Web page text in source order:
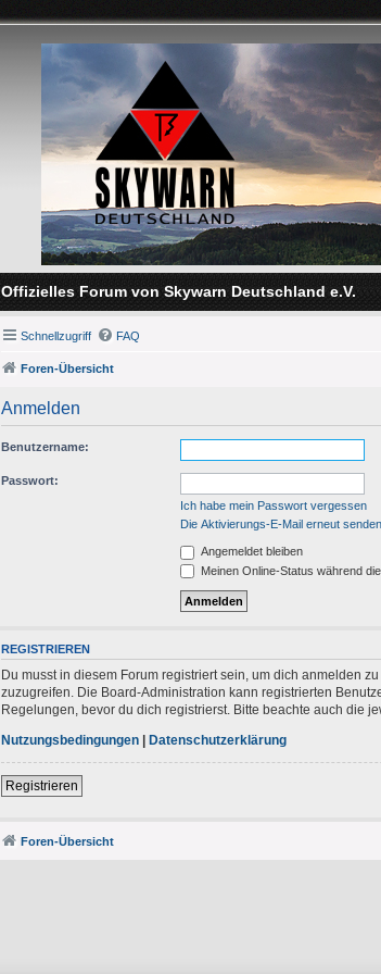
Offizielles Forum von Skywarn Deutschland e.V.
Schnellzugriff FAQ
Foren-Übersicht
Anmelden
Benutzername:
Passwort:
Ich habe mein Passwort vergessen
Die Aktivierungs-E-Mail erneut senden
Angemeldet bleiben
Meinen Online-Status während
REGISTRIEREN
Du musst in diesem Forum registriert sein, um dich anmelden
zuzugreifen. Die Board-Administration kann registrierten
Regelungen, bevor du dich registrierst. Bitte beachte auch die
Nutzungsbedingungen| Datenschutzerklärung
Registrieren
Foren-Übersicht